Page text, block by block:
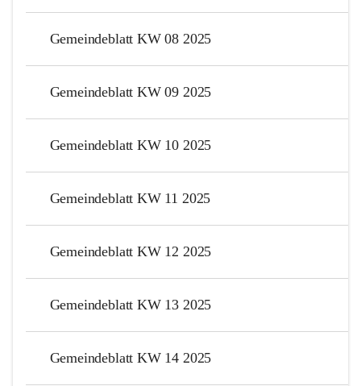
Gemeindeblatt KW 08 2025
Gemeindeblatt KW 09 2025
Gemeindeblatt KW 10 2025
Gemeindeblatt KW 11 2025
Gemeindeblatt KW 12 2025
Gemeindeblatt KW 13 2025
Gemeindeblatt KW 14 2025